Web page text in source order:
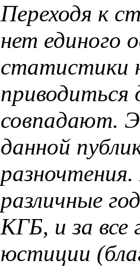
Переходя к
нет единого
статистики
приводиться
совпадают.
данной
различные
КГБ, и за все
юстиции